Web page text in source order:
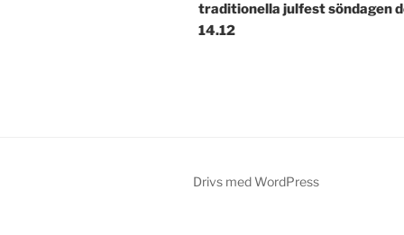
traditionella julfest söndagen
14.12
Drivs med WordPress